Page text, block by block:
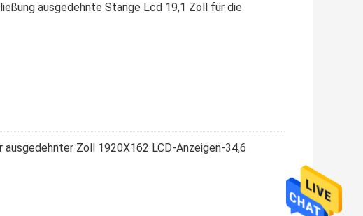
ausgedehnte Stange Lcd 19,1 Zoll für die
Zoll 1920X162 LCD-Anzeigen-34,6